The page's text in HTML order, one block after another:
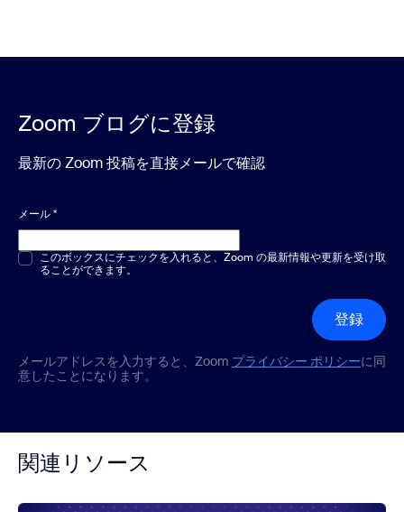
Zoom ブログに登録
最新の Zoom 投稿を直接メールで確認
メール*
複数選択または単一選択*
このボックスにチェックを入れると、Zoom の最新情報や更新を受け取
ることができます。
登録
メールアドレスを入力すると、Zoom プライバシー ポリシーに同
意したことになります。
関連リソース